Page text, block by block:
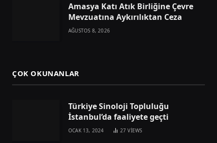
Amasya Katı Atık Birliğine Çevre
Mevzuatına Aykırılıktan Ceza
AĞUSTOS 8, 2026
ÇOK OKUNANLAR
Türkiye Sinoloji Topluluğu
İstanbul’da faaliyete geçti
OCAK 13, 2024 27VIEWS